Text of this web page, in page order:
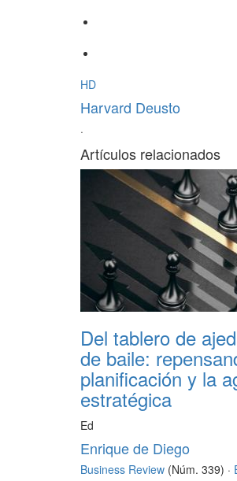
HD
Harvard Deusto
·
Artículos relacionados
Del tablero de
de baile:
planificación y la
estratégica
Ed
Enrique de Diego
Business Review (Núm. 339) ·